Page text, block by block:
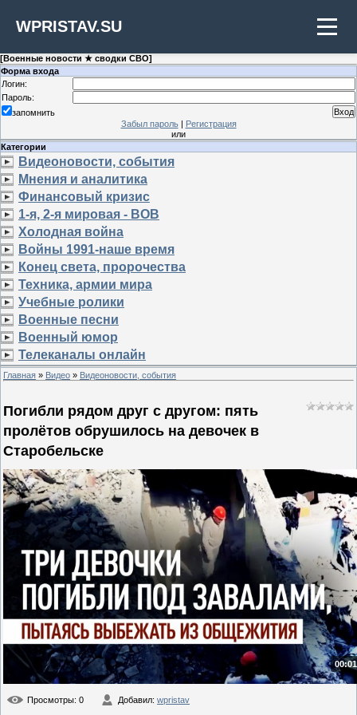
WPRISTAV.SU
[Военные новости ★ сводки СВО]
Форма входа
Логин:
Пароль:
запомнить
Забыл пароль| Регистрация
или
Категории
Видеоновости, события
Мнения и аналитика
Финансовый кризис
1-я, 2-я мировая - ВОВ
Холодная война
Войны 1991-наше время
Конец света, пророчества
Техника, армии мира
Учебные ролики
Военные песни
Военный юмор
Телеканалы онлайн
Главная » Видео » Видеоновости, события
Погибли рядом друг с другом: пять
пролётов обрушилось на девочек в
Старобельске
Просмотры: 0 Добавил: wpristav